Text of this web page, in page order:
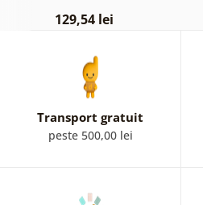
129,54 lei
Transport gratuit
peste 500,00 lei